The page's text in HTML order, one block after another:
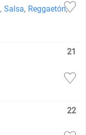
, Salsa, Reggaetón,
21
22